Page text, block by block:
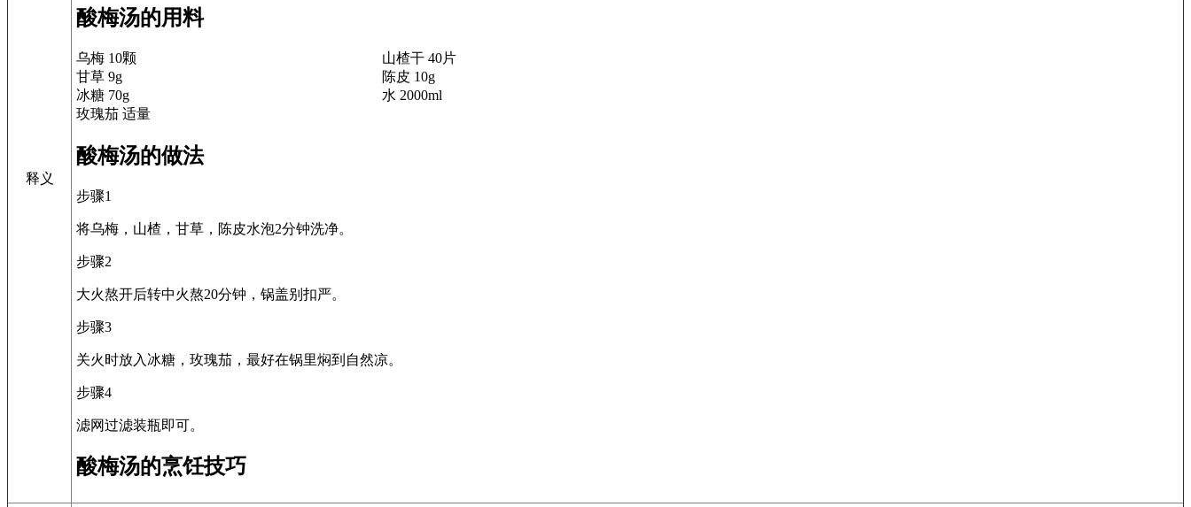
释义
酸梅汤的用料
乌梅 10颗
山楂干 40片
甘草 9g
陈皮 10g
冰糖 70g
水 2000ml
玫瑰茄 适量
酸梅汤的做法
步骤1
将乌梅，山楂，甘草，陈皮水泡2分钟洗净。
步骤2
大火熬开后转中火熬20分钟，锅盖别扣严。
步骤3
关火时放入冰糖，玫瑰茄，最好在锅里焖到自然凉。
步骤4
滤网过滤装瓶即可。
酸梅汤的烹饪技巧